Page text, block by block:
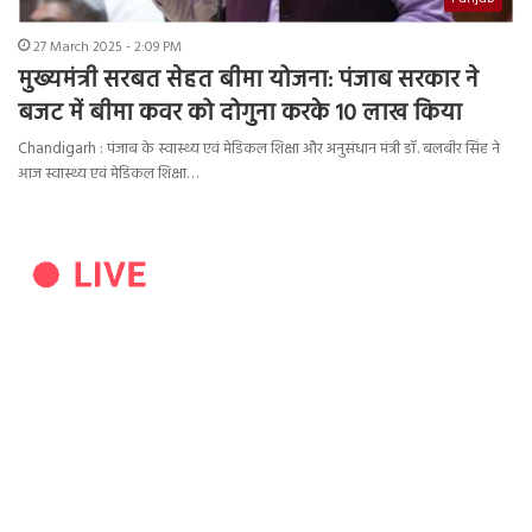
27 March 2025 - 2:09 PM
मुख्यमंत्री सरबत सेहत बीमा योजना: पंजाब सरकार ने
बजट में बीमा कवर को दोगुना करके 10 लाख किया
Chandigarh : पंजाब के स्वास्थ्य एवं मेडिकल शिक्षा और अनुसंधान मंत्री डॉ. बलबीर सिंह ने
आज स्वास्थ्य एवं मेडिकल शिक्षा…